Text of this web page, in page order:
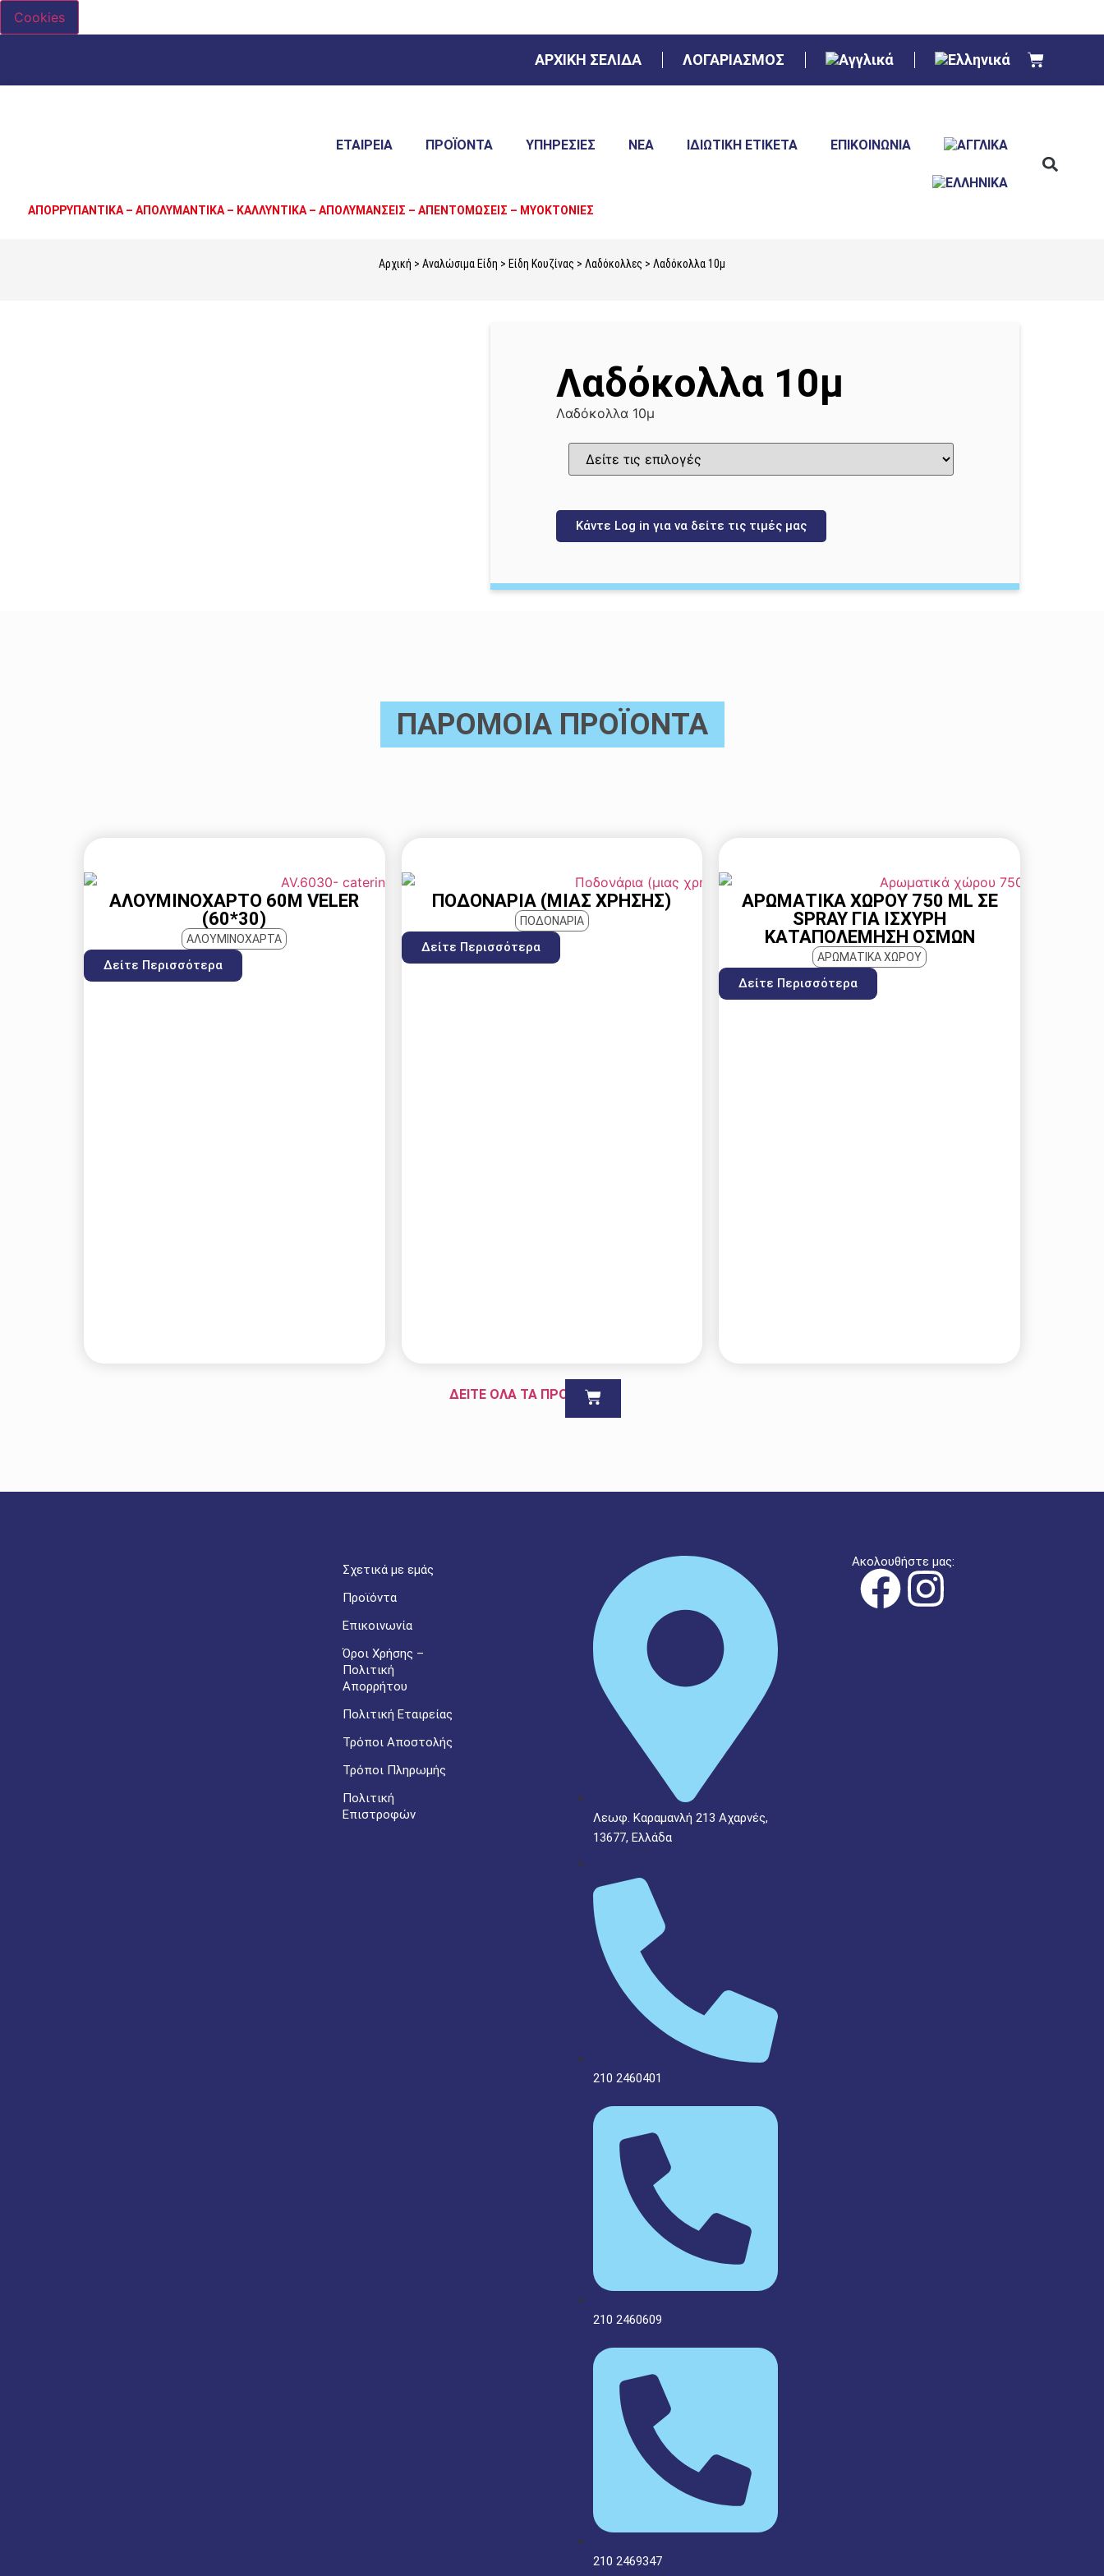
Cookies
ΑΡΧΙΚΗ ΣΕΛΙΔΑ ΛΟΓΑΡΙΑΣΜΟΣ
ΕΤΑΙΡΕΙΑ ΠΡΟΪΌΝΤΑ ΥΠΗΡΕΣΊΕΣ ΝΈΑ ΙΔΙΩΤΙΚΉ ΕΤΙΚΈΤΑ ΕΠΙΚΟΙΝΩΝΊΑ
ΑΠΟΡΡΥΠΑΝΤΙΚΑ – ΑΠΟΛΥΜΑΝΤΙΚΑ – ΚΑΛΛΥΝΤΙΚΑ – ΑΠΟΛΥΜΑΝΣΕΙΣ – ΑΠΕΝΤΟΜΩΣΕΙΣ – ΜΥΟΚΤΟΝΙΕΣ
Αρχική > Αναλώσιμα Είδη > Είδη Κουζίνας > Λαδόκολλες > Λαδόκολλα 10μ
Λαδόκολλα 10μ
Λαδόκολλα 10μ
Κάντε Log in για να δείτε τις τιμές μας
ΠΑΡΟΜΟΙΑ ΠΡΟΪΟΝΤΑ
ΑΛΟΥΜΙΝΌΧΑΡΤΟ 60Μ VELER
(60*30)
ΑΛΟΥΜΙΝΟΧΑΡΤΑ
Δείτε Περισσότερα
ΠΟΔΟΝΆΡΙΑ (ΜΙΑΣ ΧΡΉΣΗΣ)
ΠΟΔΟΝΑΡΙΑ
Δείτε Περισσότερα
ΑΡΩΜΑΤΙΚΆ ΧΏΡΟΥ 750 ML ΣΕ
SPRAY ΓΙΑ ΙΣΧΥΡΉ
ΚΑΤΑΠΟΛΈΜΗΣΗ ΟΣΜΏΝ
ΑΡΩΜΑΤΙΚΑ ΧΩΡΟΥ
Δείτε Περισσότερα
ΔΕΙΤΕ ΟΛΑ ΤΑ ΠΡΟΪΟΝΤΑ
Σχετικά με εμάς
Προϊόντα
Επικοινωνία
Όροι Χρήσης –
Πολιτική
Απορρήτου
Πολιτική Εταιρείας
Τρόποι Αποστολής
Τρόποι Πληρωμής
Πολιτική
Επιστροφών
Λεωφ. Καραμανλή 213 Αχαρνές,
13677, Ελλάδα
210 2460401
210 2460609
210 2469347
Ακολουθήστε μας: